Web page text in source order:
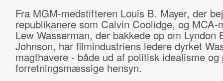
Fra MGM-medstifteren Louis B. Mayer, der
republikanere som Calvin Coolidge, og MCA-
Lew Wasserman, der bakkede op om Lyndon
Johnson, har filmindustriens ledere dyrket
magthavere - både ud af politisk idealisme og
forretningsmæssige hensyn.